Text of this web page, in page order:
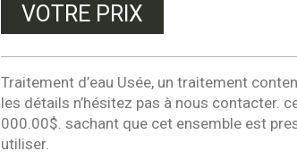
VOTRE PRIX
Traitement d’eau Usée, un traitement
les détails n’hésitez pas à nous contacter.
000.00$. sachant que cet ensemble est
utiliser.